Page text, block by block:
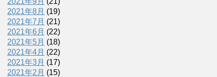
2021年8月 (19)
2021年7月 (21)
2021年6月 (22)
2021年5月 (18)
2021年4月 (22)
2021年3月 (17)
2021年2月 (15)